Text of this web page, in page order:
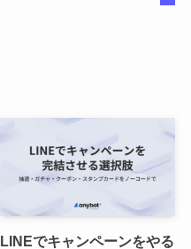
LINEでキャンペーンをやる